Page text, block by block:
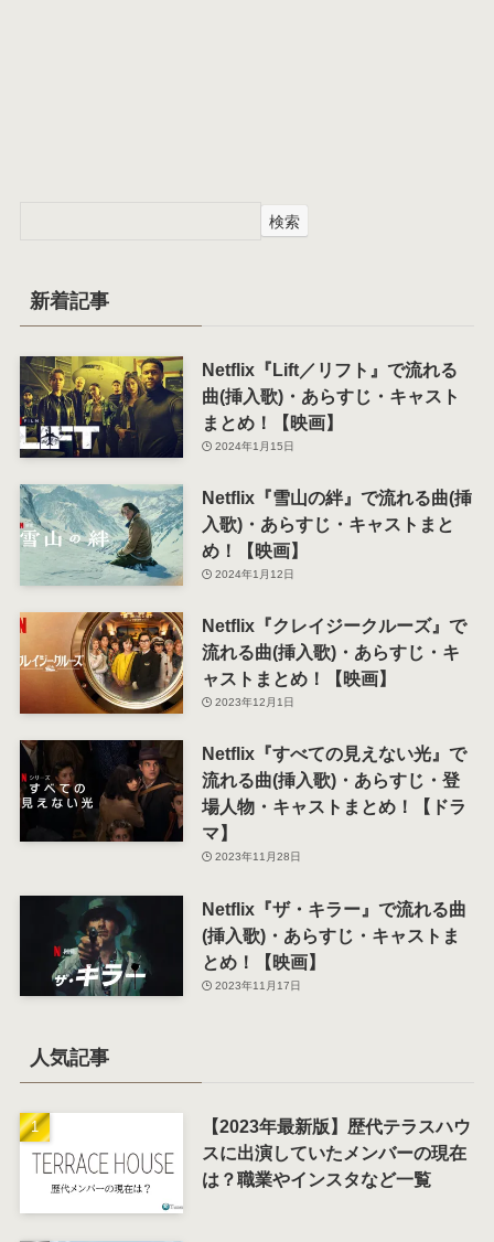
検索
新着記事
Netflix『Lift／リフト』で流れる
曲(挿入歌)・あらすじ・キャスト
まとめ！【映画】
2024年1月15日
Netflix『雪山の絆』で流れる曲(挿
入歌)・あらすじ・キャストまと
め！【映画】
2024年1月12日
Netflix『クレイジークルーズ』で
流れる曲(挿入歌)・あらすじ・キ
ャストまとめ！【映画】
2023年12月1日
Netflix『すべての見えない光』で
流れる曲(挿入歌)・あらすじ・登
場人物・キャストまとめ！【ドラ
マ】
2023年11月28日
Netflix『ザ・キラー』で流れる曲
(挿入歌)・あらすじ・キャストま
とめ！【映画】
2023年11月17日
人気記事
【2023年最新版】歴代テラスハウ
スに出演していたメンバーの現在
は？職業やインスタなど一覧